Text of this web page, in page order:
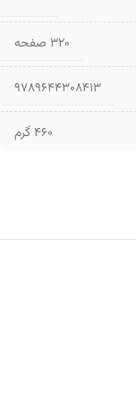
۳۲۰ صفحه
9789644308413
460 گرم